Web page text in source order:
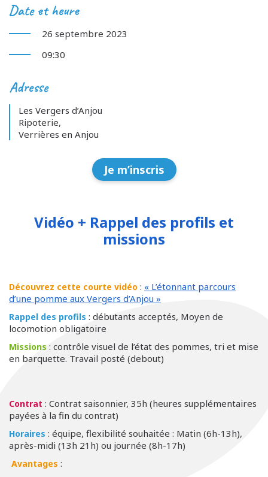
Date et heure
26 septembre 2023
09:30
Adresse
Les Vergers d’Anjou
Ripoterie,
Verrières en Anjou
Je m’inscris
Vidéo + Rappel des profils et
missions
Découvrez cette courte vidéo : « L’étonnant parcours
d’une pomme aux Vergers d’Anjou »
Rappel des profils : débutants acceptés, Moyen de
locomotion obligatoire
Missions : contrôle visuel de l’état des pommes, tri et mise
en barquette. Travail posté (debout)
Contrat : Contrat saisonnier, 35h (heures supplémentaires
payées à la fin du contrat)
Horaires : équipe, flexibilité souhaitée : Matin (6h-13h),
après-midi (13h 21h) ou journée (8h-17h)
Avantages :